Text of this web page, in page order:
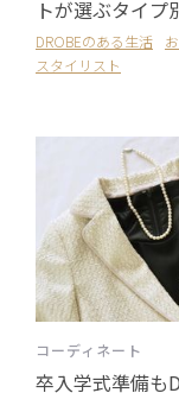
トが選ぶタイプ
DROBEのある生活
スタイリスト
コーディネート
卒入学式準備も